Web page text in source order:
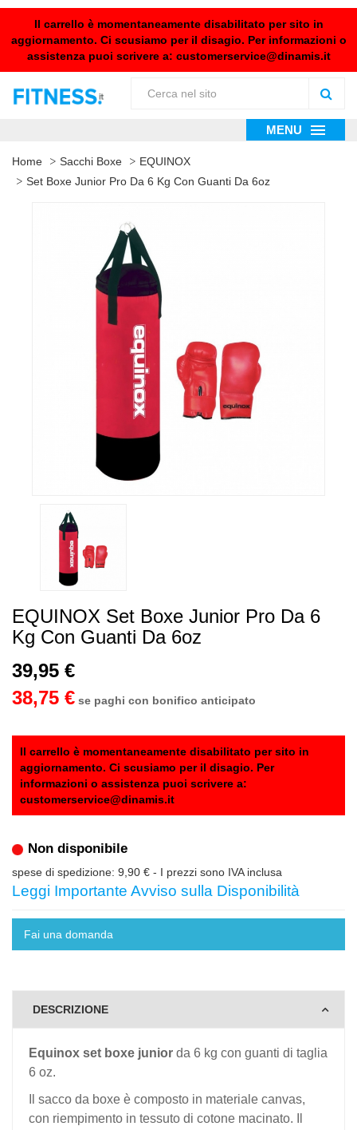
Il carrello è momentaneamente disabilitato per sito in
aggiornamento. Ci scusiamo per il disagio. Per informazioni o
assistenza puoi scrivere a: customerservice@dinamis.it
MENU
Home Sacchi Boxe
EQUINOX
Set Boxe Junior Pro Da 6 Kg Con Guanti Da 6oz
EQUINOX Set Boxe Junior Pro Da 6
Kg Con Guanti Da 6oz
39,95 €
38,75 € se paghi con bonifico anticipato
Il carrello è momentaneamente disabilitato per sito in
aggiornamento. Ci scusiamo per il disagio. Per
informazioni o assistenza puoi scrivere a:
customerservice@dinamis.it
Non disponibile
spese di spedizione: 9,90 € - I prezzi sono IVA inclusa
Leggi Importante Avviso sulla Disponibilità
Fai una domanda
DESCRIZIONE
Equinox set boxe junior da 6 kg con guanti di taglia
6 oz.
Il sacco da boxe è composto in materiale canvas,
con riempimento in tessuto di cotone macinato. Il